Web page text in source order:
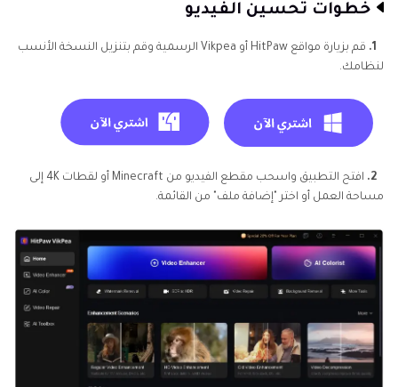
خطوات تحسين الفيديو
1.
قم بزيارة مواقع HitPaw أو Vikpea الرسمية وقم بتنزيل النسخة الأنسب
لنظامك.
2.
افتح التطبيق واسحب مقطع الفيديو من Minecraft أو لقطات 4K إلى
مساحة العمل أو اختر "إضافة ملف" من القائمة.